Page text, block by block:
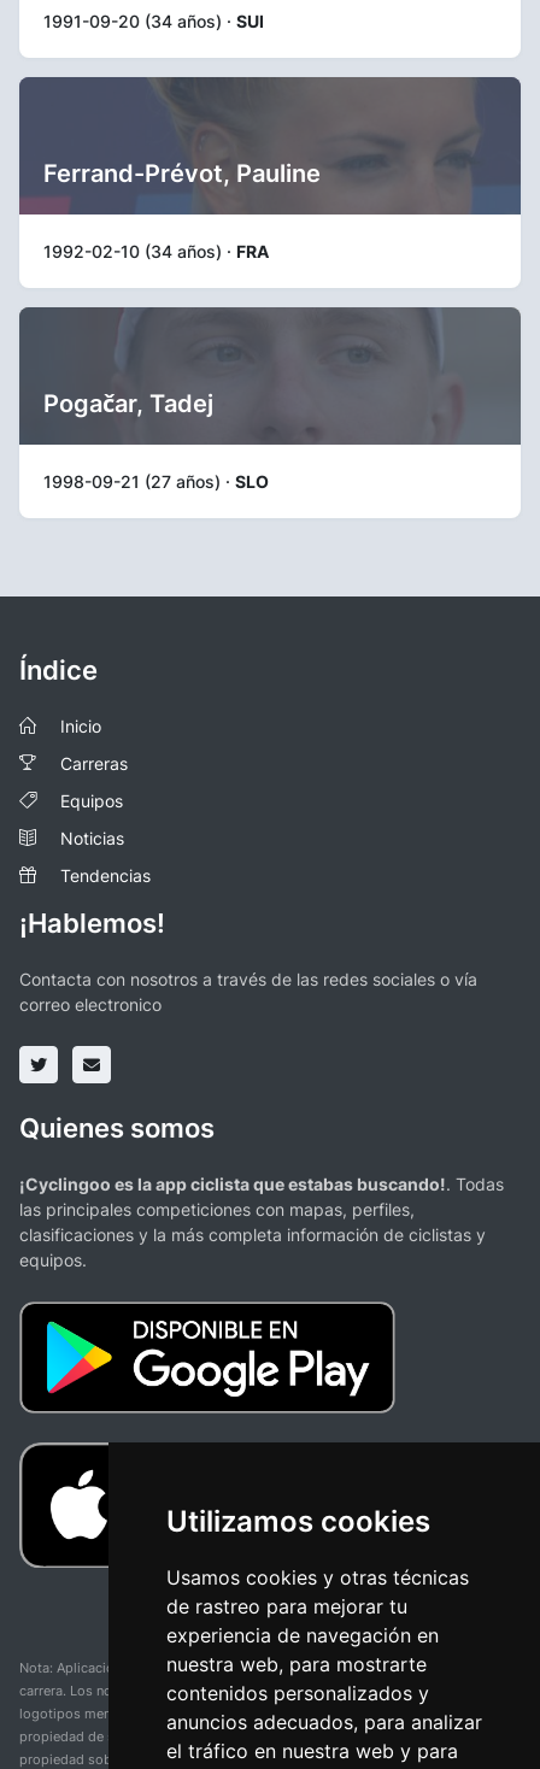
Utilizamos cookies
Usamos cookies y otras técnicas
de rastreo para mejorar tu
experiencia de navegación en
nuestra web, para mostrarte
contenidos personalizados y
anuncios adecuados, para analizar
el tráfico en nuestra web y para
1991-09-20 (34 años) · SUI
Ferrand-Prévot, Pauline
1992-02-10 (34 años) · FRA
Pogačar, Tadej
1998-09-21 (27 años) · SLO
Índice
Inicio
Carreras
Equipos
Noticias
Tendencias
¡Hablemos!
Contacta con nosotros a través de las redes sociales o vía
correo electronico
Quienes somos
¡Cyclingoo es la app ciclista que estabas buscando!. Todas
las principales competiciones con mapas, perfiles,
clasificaciones y la más completa información de ciclistas y
equipos.
Nota: Aplicación y web no oficial y no relacionada con ninguna organización o
carrera. Los nombres de equipos, competiciones, marcas comerciales y
logotipos mencionados en esta página de resultados de ciclismo son
propiedad de sus respectivos dueños. No tenemos afiliación, patrocinio ni
propiedad sobre estas marcas comerciales. Toda la información proporcionada